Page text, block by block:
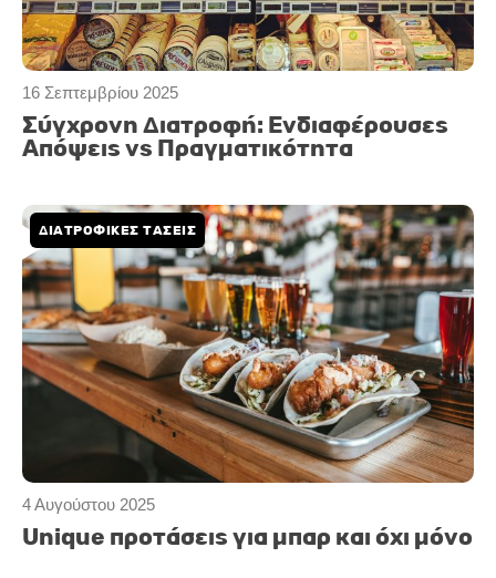
16 Σεπτεμβρίου 2025
Σύγχρονη Διατροφή: Ενδιαφέρουσες
Απόψεις vs Πραγματικότητα
4 Αυγούστου 2025
ΔΙΑΤΡΟΦΙΚΕΣ ΤΑΣΕΙΣ
Unique προτάσεις για μπαρ και όχι μόνο